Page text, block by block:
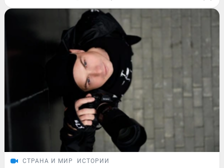
СТРАНА И МИР ИСТОРИИ